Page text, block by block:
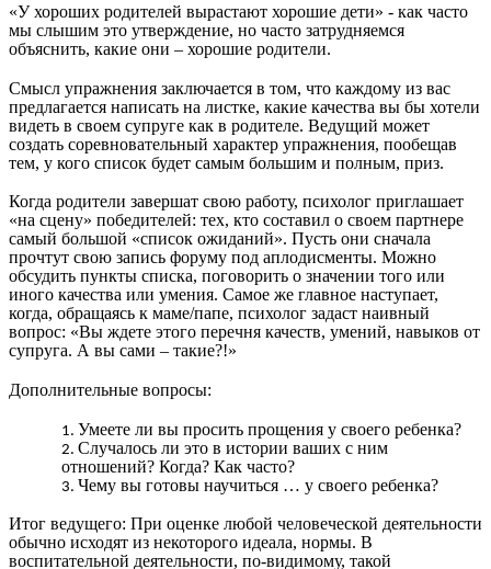
«У хороших родителей вырастают хорошие дети» - как часто
мы слышим это утверждение, но часто затрудняемся
объяснить, какие они – хорошие родители.
Смысл упражнения заключается в том, что каждому из вас
предлагается написать на листке, какие качества вы бы хотели
видеть в своем супруге как в родителе. Ведущий может
создать соревновательный характер упражнения, пообещав
тем, у кого список будет самым большим и полным, приз.
Когда родители завершат свою работу, психолог приглашает
«на сцену» победителей: тех, кто составил о своем партнере
самый большой «список ожиданий». Пусть они сначала
прочтут свою запись форуму под аплодисменты. Можно
обсудить пункты списка, поговорить о значении того или
иного качества или умения. Самое же главное наступает,
когда, обращаясь к маме/папе, психолог задаст наивный
вопрос: «Вы ждете этого перечня качеств, умений, навыков от
супруга. А вы сами – такие?!»
Дополнительные вопросы:
Умеете ли вы просить прощения у своего ребенка?
Случалось ли это в истории ваших с ним
отношений? Когда? Как часто?
Чему вы готовы научиться … у своего ребенка?
Итог ведущего: При оценке любой человеческой деятельности
обычно исходят из некоторого идеала, нормы. В
воспитательной деятельности, по-видимому, такой